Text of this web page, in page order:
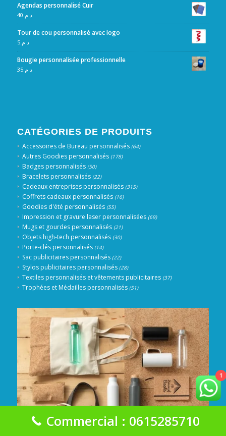
Agendas personnalisé Cuir
د.م. 40
Tour de cou personnalisé avec logo
د.م.5
Bougie personnalisée professionnelle
د.م.35
CATÉGORIES DE PRODUITS
Accessoires de Bureau personnalisés (64)
Autres Goodies personnalisés (178)
Badges personnalisés (50)
Bracelets personnalisés (22)
Cadeaux entreprises personnalisés (315)
Coffrets cadeaux personnalisés (16)
Goodies d'été personnalisés (55)
Impression et gravure laser personnalisées (69)
Mugs et gourdes personnalisés (21)
Objets high-tech personnalisés (30)
Porte-clés personnalisés (14)
Sac publicitaires personnalisés (22)
Stylos publicitaires personnalisés (28)
Textiles personnalisés et vêtements publicitaires (37)
Trophées et Médailles personnalisés (51)
1
Commercial : 0615285710